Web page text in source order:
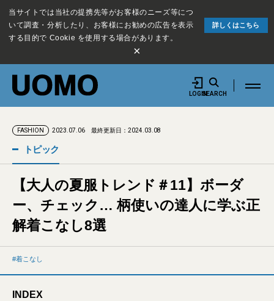
当サイトでは当社の提携先等がお客様のニーズ等につ
いて調査・分析したり、お客様にお勧めの広告を表示
する目的で Cookie を使用する場合があります。
詳しくはこちら
×
LOGINSEARCH
FASHION 2023.07.06 最終更新日：2024.03.08
トピック
【大人の夏服トレンド＃11】ボーダ
ー、チェック… 柄使いの達人に学ぶ正
解着こなし8選
着こなし
INDEX